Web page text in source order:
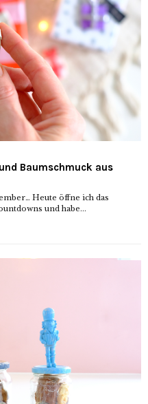
Baumschmuck aus
Heute öffne ich das
und habe...